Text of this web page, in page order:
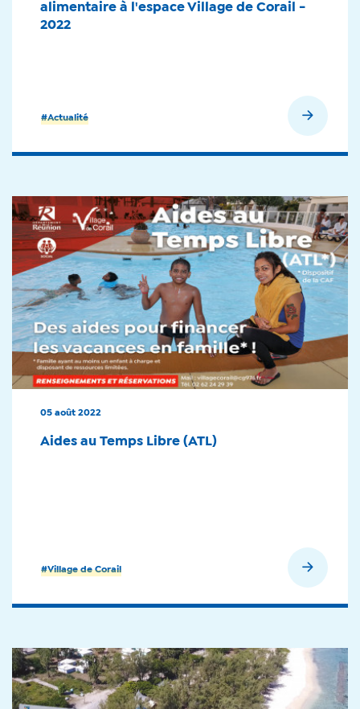
#Actualité
alimentaire à l'espace Village de Corail -
2022
#Village de Corail
05 août 2022
Aides au Temps Libre (ATL)